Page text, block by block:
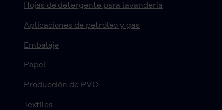
Hojas de detergente para lavandería
Aplicaciones de petróleo y gas
Embalaje
Papel
Producción de PVC
Textiles